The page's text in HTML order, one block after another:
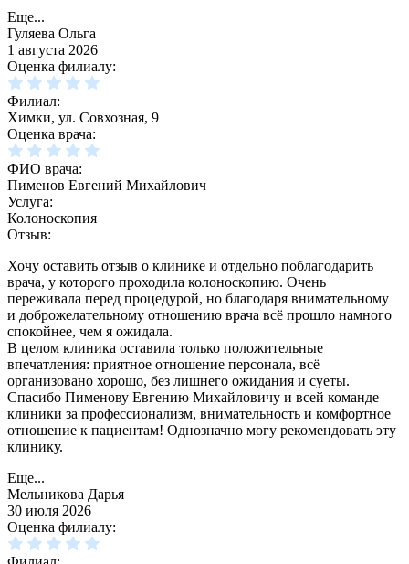
Еще...
Гуляева Ольга
1 августа 2026
Оценка филиалу:
Филиал:
Химки, ул. Совхозная, 9
Оценка врача:
ФИО врача:
Пименов Евгений Михайлович
Услуга:
Колоноскопия
Отзыв:
Хочу оставить отзыв о клинике и отдельно поблагодарить
врача, у которого проходила колоноскопию. Очень
переживала перед процедурой, но благодаря внимательному
и доброжелательному отношению врача всё прошло намного
спокойнее, чем я ожидала.
В целом клиника оставила только положительные
впечатления: приятное отношение персонала, всё
организовано хорошо, без лишнего ожидания и суеты.
Спасибо Пименову Евгению Михайловичу и всей команде
клиники за профессионализм, внимательность и комфортное
отношение к пациентам! Однозначно могу рекомендовать эту
клинику.
Еще...
Мельникова Дарья
30 июля 2026
Оценка филиалу: